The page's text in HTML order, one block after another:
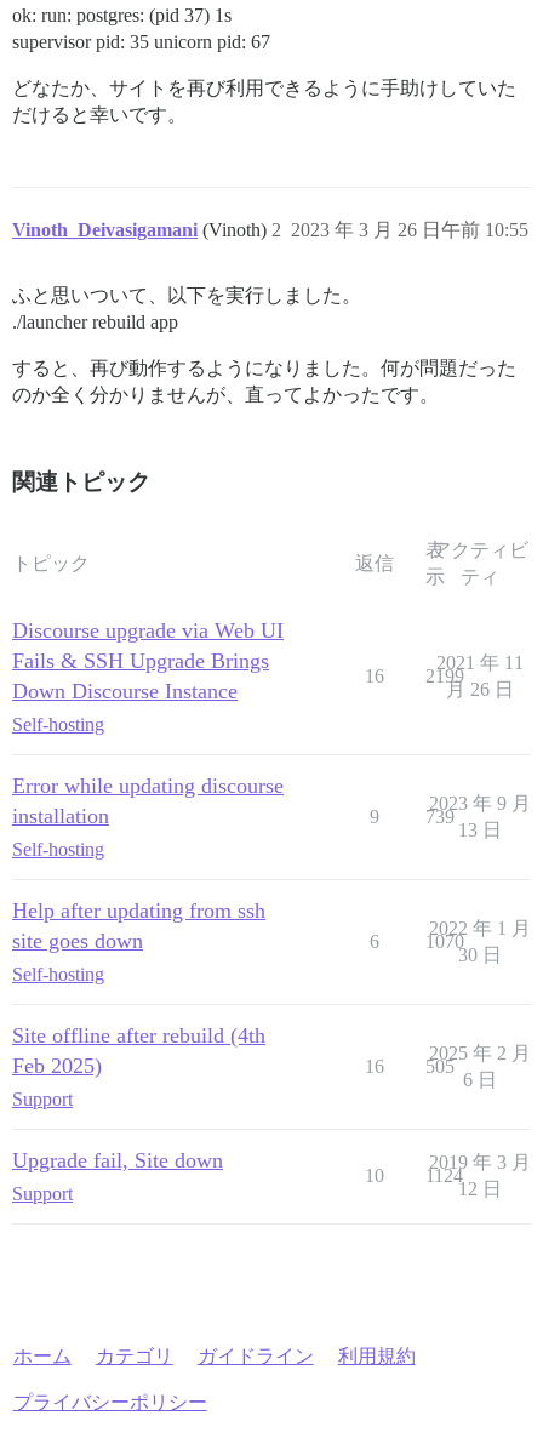
ok: run: postgres: (pid 37) 1s
supervisor pid: 35 unicorn pid: 67
どなたか、サイトを再び利用できるように手助けしていた
だけると幸いです。
Vinoth_Deivasigamani (Vinoth) 2023 年 3 月 26 日午前 10:55
2
ふと思いついて、以下を実行しました。
./launcher rebuild app
すると、再び動作するようになりました。何が問題だった
のか全く分かりませんが、直ってよかったです。
関連トピック
トピック 返信
表
示
アクティビ
ティ
Discourse upgrade via Web UI
Fails & SSH Upgrade Brings
Down Discourse Instance
Self-hosting
16 2199
2021 年 11
月 26 日
Error while updating discourse
installation
Self-hosting
9 739
2023 年 9 月
13 日
Help after updating from ssh
site goes down
Self-hosting
6 1070
2022 年 1 月
30 日
Site offline after rebuild (4th
Feb 2025)
Support
16 505
2025 年 2 月
6 日
Upgrade fail, Site down
Support
10 1124
2019 年 3 月
12 日
ホーム カテゴリ ガイドライン 利用規約
プライバシーポリシー